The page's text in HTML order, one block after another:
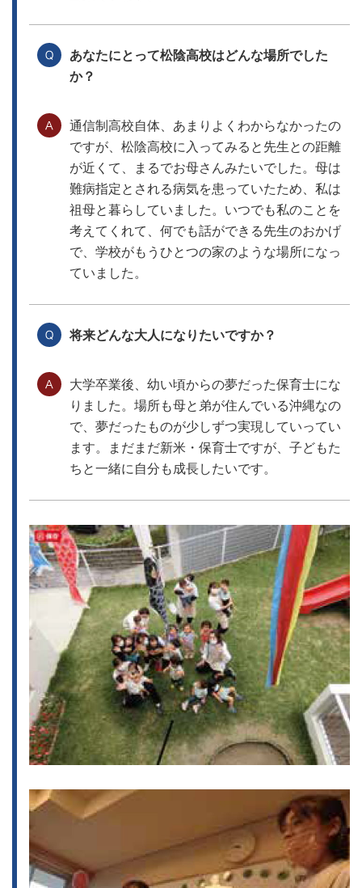
あなたにとって松陰高校はどんな場所でした
か？
通信制高校自体、あまりよくわからなかったの
ですが、松陰高校に入ってみると先生との距離
が近くて、まるでお母さんみたいでした。母は
難病指定とされる病気を患っていたため、私は
祖母と暮らしていました。いつでも私のことを
考えてくれて、何でも話ができる先生のおかげ
で、学校がもうひとつの家のような場所になっ
ていました。
将来どんな大人になりたいですか？
大学卒業後、幼い頃からの夢だった保育士にな
りました。場所も母と弟が住んでいる沖縄なの
で、夢だったものが少しずつ実現していってい
ます。まだまだ新米・保育士ですが、子どもた
ちと一緒に自分も成長したいです。